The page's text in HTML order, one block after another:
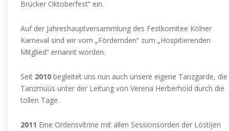
Brücker Oktoberfest“ ein.
Auf der Jahreshauptversammlung des Festkomitee Kölner
Karneval sind wir vom „Fördernden“ zum „Hospitierenden
Mitglied“ ernannt worden.
Seit 2010 begleitet uns nun auch unsere eigene Tanzgarde, die
Tanzmüüs unter der Leitung von Verena Herberhold durch die
tollen Tage.
2011 Eine Ordensvitrine mit allen Sessionsorden der Löstijen